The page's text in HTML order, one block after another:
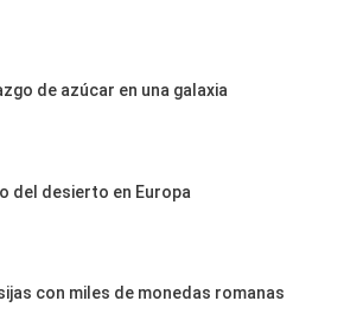
de azúcar en una galaxia
del desierto en Europa
con miles de monedas romanas